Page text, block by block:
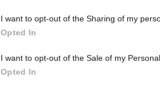
I want to opt-out of the Sharing of my
Opted In
I want to opt-out of the Sale of my Personal
Opted In